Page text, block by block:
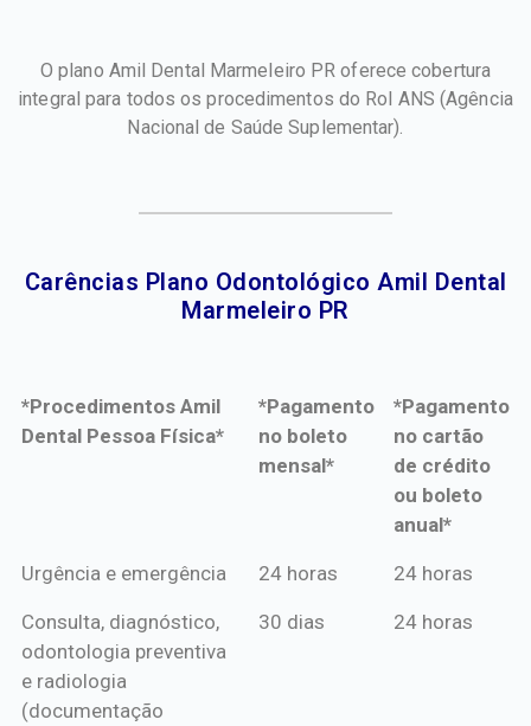
O plano Amil Dental Marmeleiro PR oferece cobertura
integral para todos os procedimentos do Rol ANS (Agência
Nacional de Saúde Suplementar).
Carências Plano Odontológico Amil Dental
Marmeleiro PR​
*Procedimentos Amil
Dental Pessoa Física*
*Pagamento
no boleto
mensal*
*Pagamento
no cartão
de crédito
ou boleto
anual*
*Procedimentos Amil
*Pagamento
mensal*
*Pagamento
de crédito
Urgência e emergência 24 horas 24 horas
Consulta, diagnóstico,
odontologia preventiva
e radiologia
(documentação
30 dias 24 horas